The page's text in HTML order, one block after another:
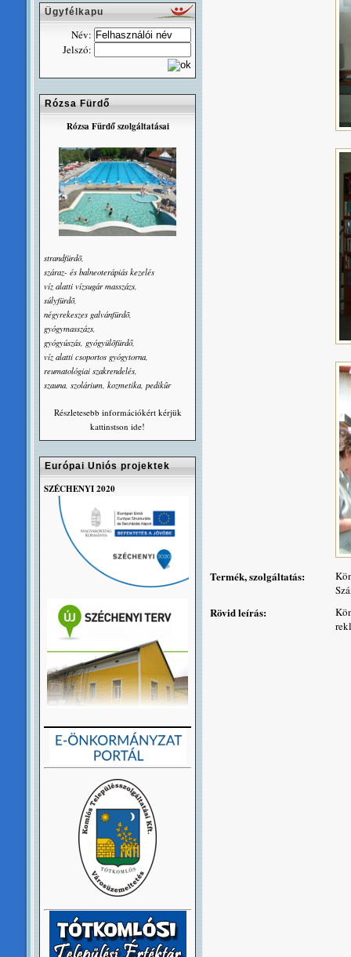
Termék, szolgáltatás:
Rövid leírás:
Ügyfélkapu
Név:
Jelszó:
Rózsa Fürdő
Rózsa Fürdő szolgáltatásai
strandfürdõ,
száraz- és balneoterápiás kezelés
víz alatti vízsugár masszázs,
súlyfürdõ,
négyrekeszes galvánfürdõ,
gyógymasszázs,
gyógyúszás, gyógyülõfürdő,
víz alatti csoportos gyógytorna,
reumatológiai szakrendelés,
szauna, szolárium, kozmetika, pedikûr
Részletesebb információkért kérjük
kattinstson ide!
Európai Uniós projektek
SZÉCHENYI 2020